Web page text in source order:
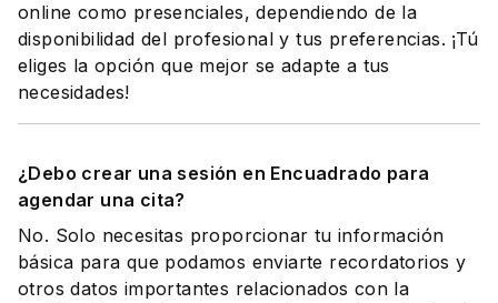
online como presenciales, dependiendo de la
disponibilidad del profesional y tus preferencias. ¡Tú
eliges la opción que mejor se adapte a tus
necesidades!
¿Debo crear una sesión en Encuadrado para
agendar una cita?
No. Solo necesitas proporcionar tu información
básica para que podamos enviarte recordatorios y
otros datos importantes relacionados con la